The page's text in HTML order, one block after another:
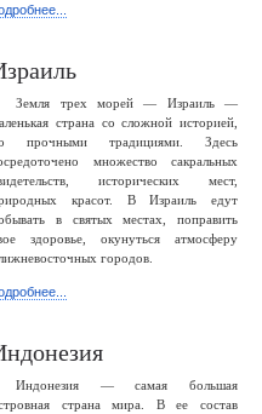
Земля трех морей — Израиль —
страна со сложной историей,
прочными традициями. Здесь
множество сакральных
исторических мест,
красот. В Израиль едут
в святых местах, поправить
здоровье, окунуться атмосферу
городов.
Индонезия — самая большая
страна мира. В ее состав